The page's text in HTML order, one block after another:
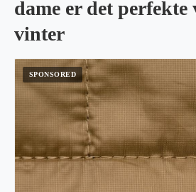
dame er det perfekte
vinter